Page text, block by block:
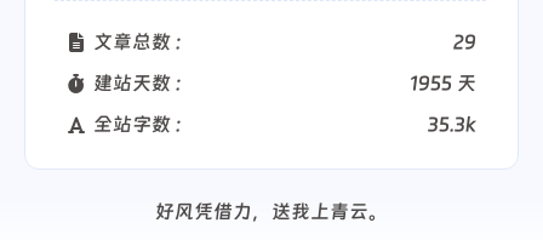
文章总数 :
29
建站天数 :
1955 天
全站字数 :
35.3k
好风凭借力，送我上青云。